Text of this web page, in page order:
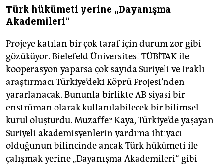
Türk hükümeti yerine „Dayanışma
Akademileri“
Projeye katılan bir çok taraf için durum zor gibi
gözüküyor. Bielefeld Üniversitesi TÜBİTAK ile
kooperasyon yaparsa çok sayıda Suriyeli ve Iraklı
araştırmacı Türkiye’deki Köprü Projesi’nden
yararlanacak. Bununla birlikte AB siyasi bir
enstrüman olarak kullanılabilecek bir bilimsel
kurul oluşturdu. Muzaffer Kaya, Türkiye’de yaşayan
Suriyeli akademisyenlerin yardıma ihtiyacı
olduğunun bilincinde ancak Türk hükümeti ile
çalışmak yerine „Dayanışma Akademileri“ gibi